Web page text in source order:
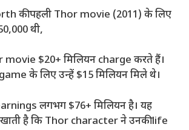
की पहली Thor movie (2011) के लिए
थी,
$20+ मिलियन charge करते हैं।
के लिए उन्हें $15 मिलियन मिले थे।
लगभग $76+ मिलियन है। यह
है कि Thor character ने उनकी life